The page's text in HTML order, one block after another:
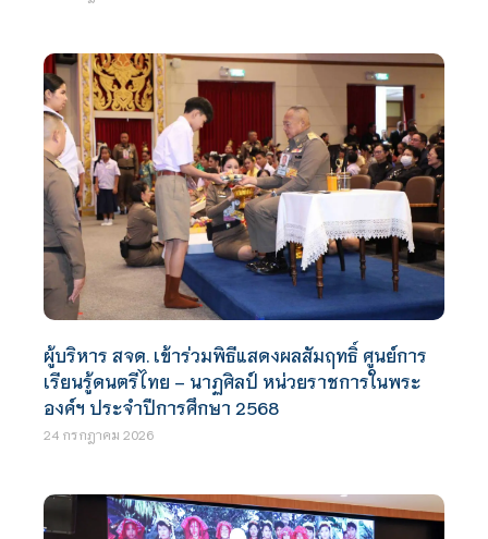
ผู้บริหาร สจด. เข้าร่วมพิธีแสดงผลสัมฤทธิ์ ศูนย์การ
เรียนรู้ดนตรีไทย – นาฏศิลป์ หน่วยราชการในพระ
องค์ฯ ประจำปีการศึกษา 2568
24 กรกฎาคม 2026